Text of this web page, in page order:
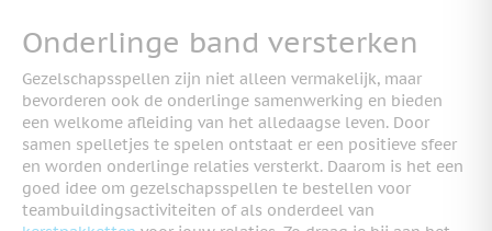
Onderlinge band versterken
Gezelschapsspellen zijn niet alleen vermakelijk, maar
bevorderen ook de onderlinge samenwerking en bieden
een welkome afleiding van het alledaagse leven. Door
samen spelletjes te spelen ontstaat er een positieve sfeer
en worden onderlinge relaties versterkt. Daarom is het een
goed idee om gezelschapsspellen te bestellen voor
teambuildingsactiviteiten of als onderdeel van